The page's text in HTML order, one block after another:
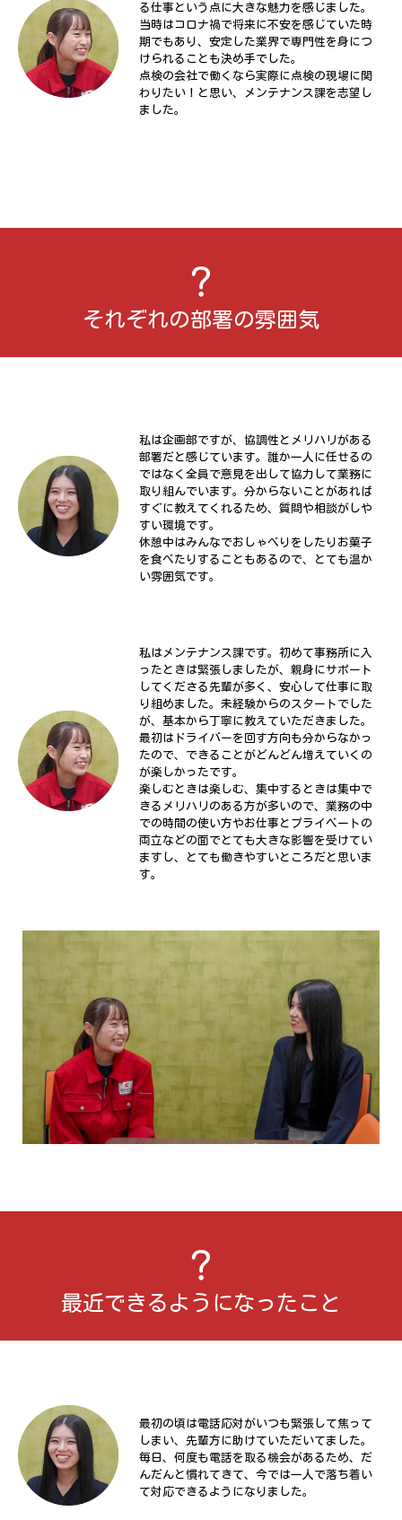
る仕事という点に大きな魅力を感じました。
当時はコロナ禍で将来に不安を感じていた時
期でもあり、安定した業界で専門性を身につ
けられることも決め手でした。
点検の会社で働くなら実際に点検の現場に関
わりたい！と思い、メンテナンス課を志望し
ました。
それぞれの部署の雰囲気
私は企画部ですが、協調性とメリハリがある
部署だと感じています。誰か一人に任せるの
ではなく全員で意見を出して協力して業務に
取り組んでいます。分からないことがあれば
すぐに教えてくれるため、質問や相談がしや
すい環境です。
休憩中はみんなでおしゃべりをしたりお菓子
を食べたりすることもあるので、とても温か
い雰囲気です。
私はメンテナンス課です。初めて事務所に入
ったときは緊張しましたが、親身にサポート
してくださる先輩が多く、安心して仕事に取
り組めました。未経験からのスタートでした
が、基本から丁寧に教えていただきました。
最初はドライバーを回す方向も分からなかっ
たので、できることがどんどん増えていくの
が楽しかったです。
楽しむときは楽しむ、集中するときは集中で
きるメリハリのある方が多いので、業務の中
での時間の使い方やお仕事とプライベートの
両立などの面でとても大きな影響を受けてい
ますし、とても働きやすいところだと思いま
す。
最近できるようになったこと
最初の頃は電話応対がいつも緊張して焦って
しまい、先輩方に助けていただいてました。
毎日、何度も電話を取る機会があるため、だ
んだんと慣れてきて、今では一人で落ち着い
て対応できるようになりました。